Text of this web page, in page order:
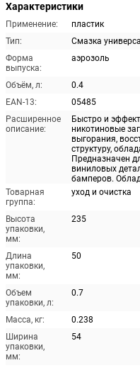
Характеристики
Применение:
пластик
Тип:
Смазка
Форма
выпуска:
аэрозоль
Объём, л:
0.4
EAN-13:
05485
Расширенное
описание:
Быстро и
никотиновые
выгорания,
структуру,
Предназначен
виниловых
бамперов.
Товарная
группа:
уход и очистка
Высота
упаковки,
мм:
235
Длина
упаковки,
мм:
50
Объем
упаковки, л:
0.7
Масса, кг:
0.238
Ширина
упаковки,
мм:
54